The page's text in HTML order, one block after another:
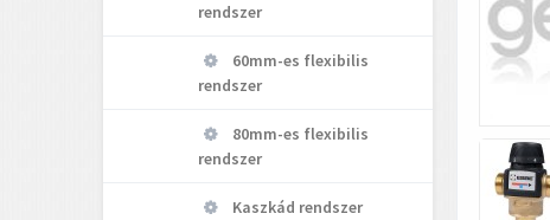
rendszer
60mm-es flexibilis
rendszer
80mm-es flexibilis
rendszer
Kaszkád rendszer